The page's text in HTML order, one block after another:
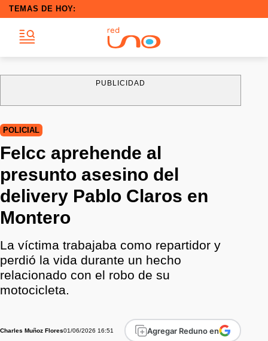
TEMAS DE HOY:
PUBLICIDAD
POLICIAL
Felcc aprehende al
presunto asesino del
delivery Pablo Claros en
Montero
La víctima trabajaba como repartidor y
perdió la vida durante un hecho
relacionado con el robo de su
motocicleta.
Charles Muñoz Flores01/06/2026 16:51 Agregar Reduno en